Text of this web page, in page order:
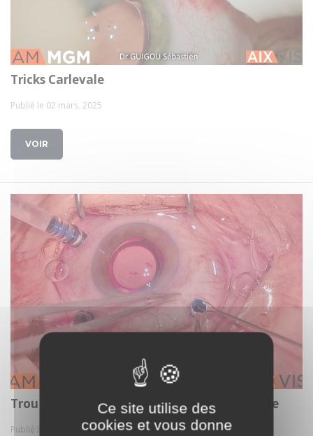
Tricks Carlevale
Publié le 02 mars. 2025
VOIR
Trou maculaire patch membrane amniotique
Publié le 02 mars. 2025
Ce site utilise des
cookies et vous donne